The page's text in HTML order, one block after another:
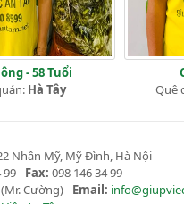
- 58 Tuổi
Hà Tây
Quê
Nhân Mỹ, Mỹ Đình, Hà Nội
99 - Fax: 098 146 34 99
(Mr. Cường) - Email: